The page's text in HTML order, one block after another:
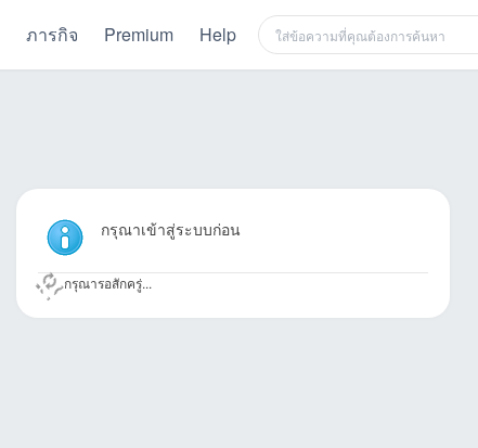
ภารกิจ Premium Help
กรุณาเข้าสู่ระบบก่อน
กรุณารอสักครู่...